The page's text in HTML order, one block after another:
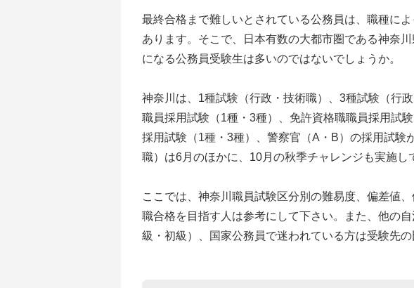
最終合格まで難しいとされている公務員は、職種に
あります。そこで、日本有数の大都市圏である神奈
になる公務員受験生は多いのではないでしょうか。
神奈川は、1種試験（行政・技術職）、3種試験（行
職員採用試験（1種・3種）、免許資格職職員採用試
採用試験（1種・3種）、警察官（A・B）の採用試験
職）は6月のほかに、10月の秋季チャレンジも実施し
ここでは、神奈川職員試験区分別の難易度、偏差値
職合格を目指す人は参考にして下さい。また、他の
級・初級）、国家公務員で迷われている方は受験先の